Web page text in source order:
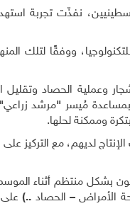
نفذّت تجربة
ووفقًا لتلك
وعملية الحصاد وتقليل
بمساعدة مُيسر "مرشد زراعي
وممكنة لحلها.
لديهم، مع التركيز
بشكل منتظم أثناء
الأمراض – الحصاد ..)